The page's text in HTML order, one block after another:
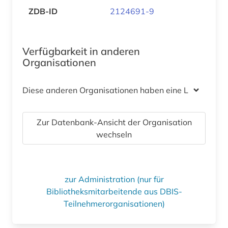
ZDB-ID 2124691-9
Verfügbarkeit in anderen
Organisationen
Diese anderen Organisationen haben eine Lizenz
Zur Datenbank-Ansicht der Organisation
wechseln
zur Administration (nur für
Bibliotheksmitarbeitende aus DBIS-
Teilnehmerorganisationen)